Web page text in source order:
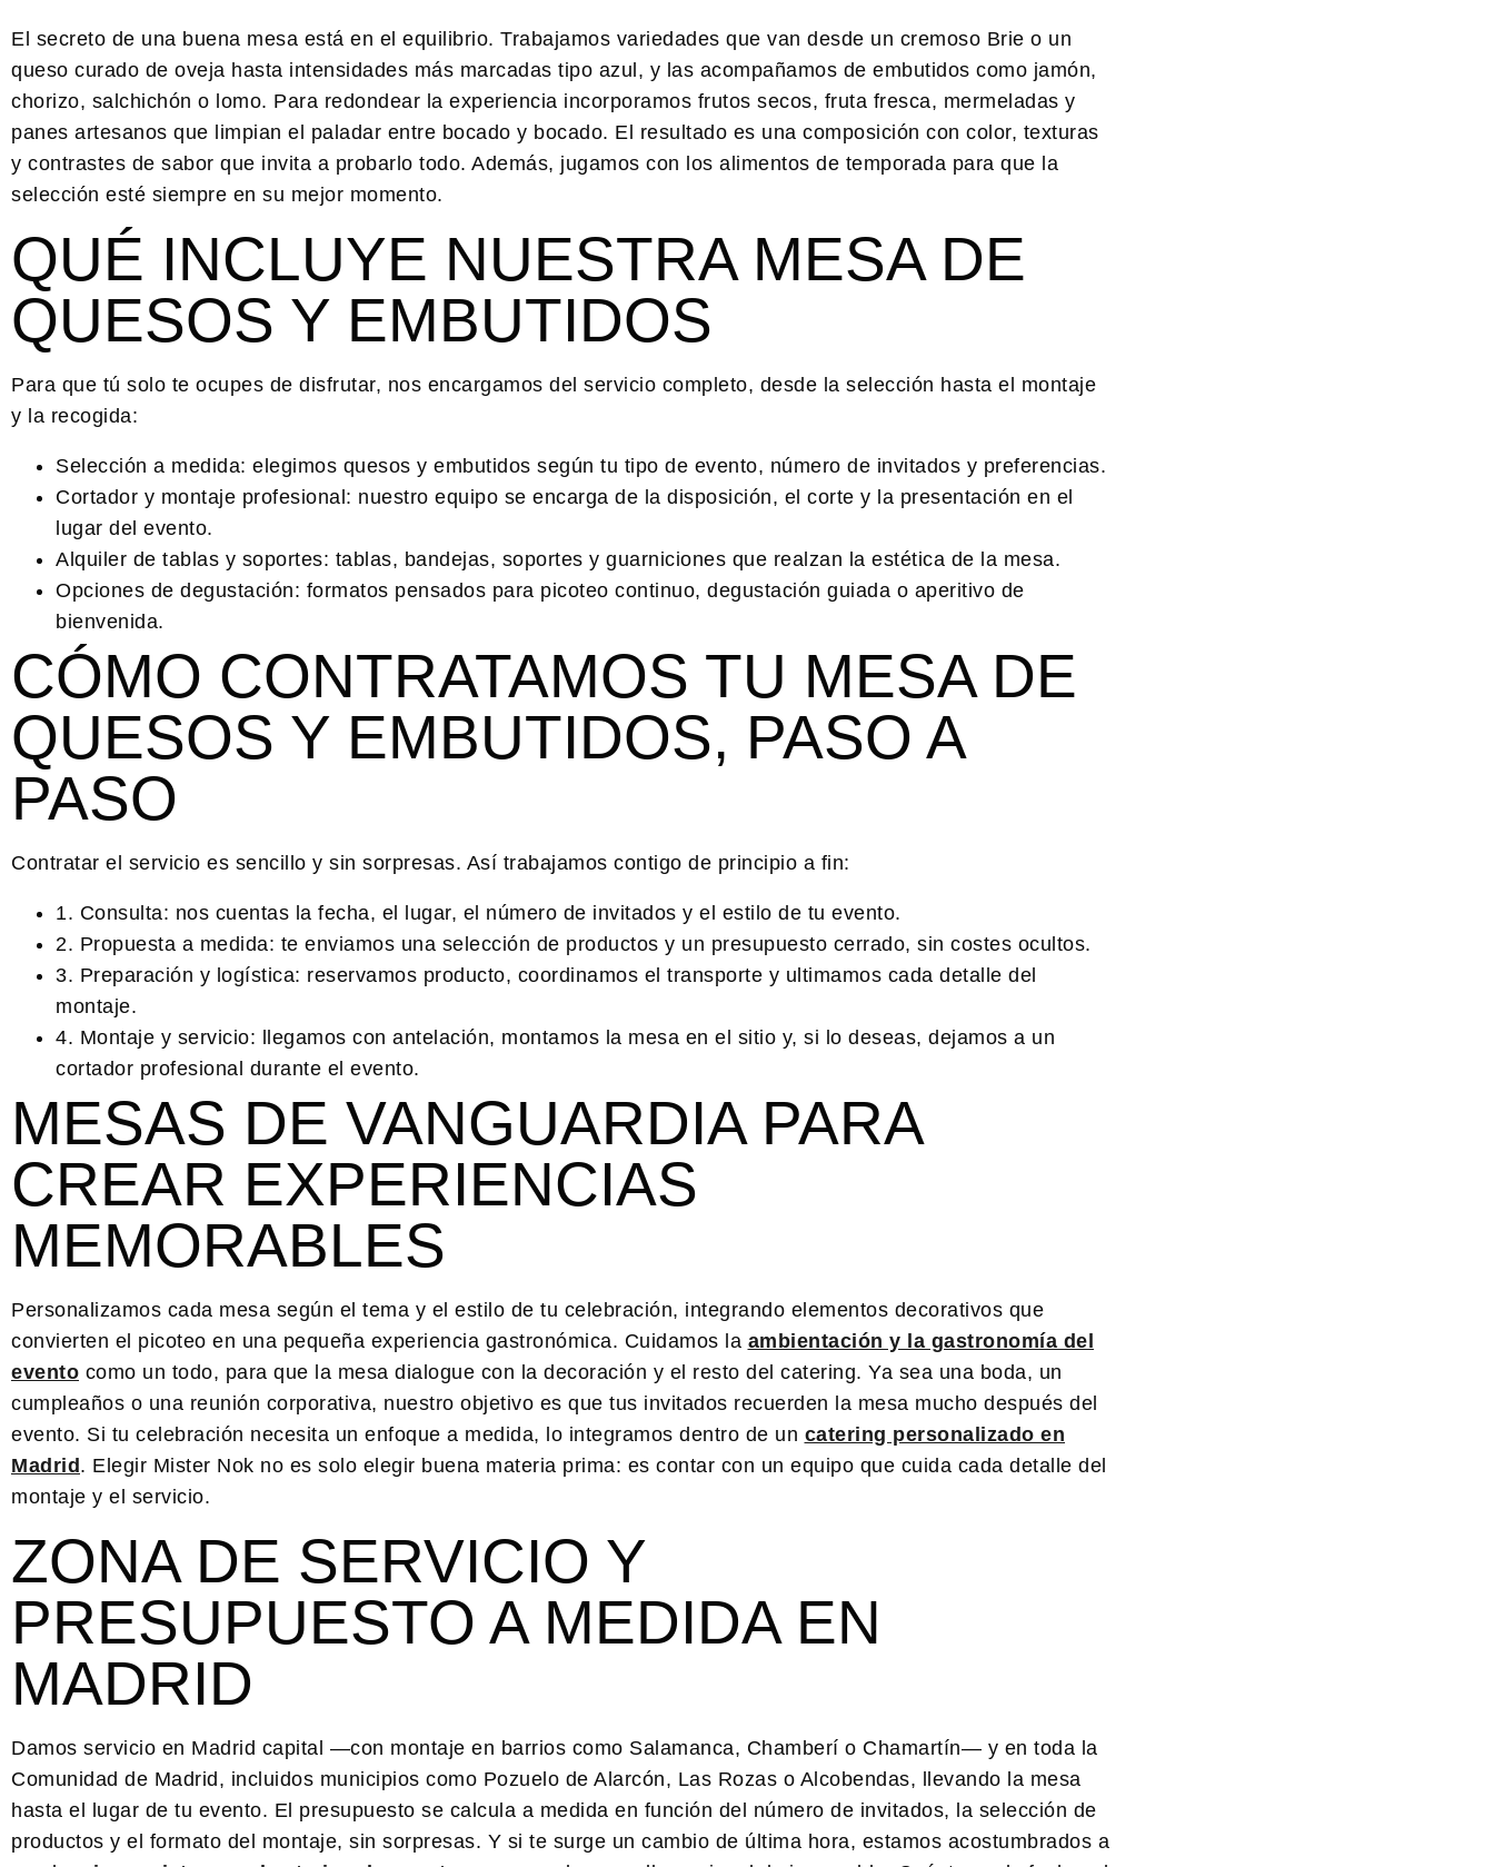
El secreto de una buena mesa está en el equilibrio. Trabajamos variedades que van desde un cremoso Brie o un
queso curado de oveja hasta intensidades más marcadas tipo azul, y las acompañamos de embutidos como jamón,
chorizo, salchichón o lomo. Para redondear la experiencia incorporamos frutos secos, fruta fresca, mermeladas y
panes artesanos que limpian el paladar entre bocado y bocado. El resultado es una composición con color, texturas
y contrastes de sabor que invita a probarlo todo. Además, jugamos con los alimentos de temporada para que la
selección esté siempre en su mejor momento.
QUÉ INCLUYE NUESTRA MESA DE
QUESOS Y EMBUTIDOS
Para que tú solo te ocupes de disfrutar, nos encargamos del servicio completo, desde la selección hasta el montaje
y la recogida:
Selección a medida: elegimos quesos y embutidos según tu tipo de evento, número de invitados y preferencias.
Cortador y montaje profesional: nuestro equipo se encarga de la disposición, el corte y la presentación en el
lugar del evento.
Alquiler de tablas y soportes: tablas, bandejas, soportes y guarniciones que realzan la estética de la mesa.
Opciones de degustación: formatos pensados para picoteo continuo, degustación guiada o aperitivo de
bienvenida.
CÓMO CONTRATAMOS TU MESA DE
QUESOS Y EMBUTIDOS, PASO A
PASO
Contratar el servicio es sencillo y sin sorpresas. Así trabajamos contigo de principio a fin:
1. Consulta: nos cuentas la fecha, el lugar, el número de invitados y el estilo de tu evento.
2. Propuesta a medida: te enviamos una selección de productos y un presupuesto cerrado, sin costes ocultos.
3. Preparación y logística: reservamos producto, coordinamos el transporte y ultimamos cada detalle del
montaje.
4. Montaje y servicio: llegamos con antelación, montamos la mesa en el sitio y, si lo deseas, dejamos a un
cortador profesional durante el evento.
MESAS DE VANGUARDIA PARA
CREAR EXPERIENCIAS
MEMORABLES
Personalizamos cada mesa según el tema y el estilo de tu celebración, integrando elementos decorativos que
convierten el picoteo en una pequeña experiencia gastronómica. Cuidamos la ambientación y la gastronomía del
evento como un todo, para que la mesa dialogue con la decoración y el resto del catering. Ya sea una boda, un
cumpleaños o una reunión corporativa, nuestro objetivo es que tus invitados recuerden la mesa mucho después del
evento. Si tu celebración necesita un enfoque a medida, lo integramos dentro de un catering personalizado en
Madrid. Elegir Mister Nok no es solo elegir buena materia prima: es contar con un equipo que cuida cada detalle del
montaje y el servicio.
ZONA DE SERVICIO Y
PRESUPUESTO A MEDIDA EN
MADRID
Damos servicio en Madrid capital —con montaje en barrios como Salamanca, Chamberí o Chamartín— y en toda la
Comunidad de Madrid, incluidos municipios como Pozuelo de Alarcón, Las Rozas o Alcobendas, llevando la mesa
hasta el lugar de tu evento. El presupuesto se calcula a medida en función del número de invitados, la selección de
productos y el formato del montaje, sin sorpresas. Y si te surge un cambio de última hora, estamos acostumbrados a